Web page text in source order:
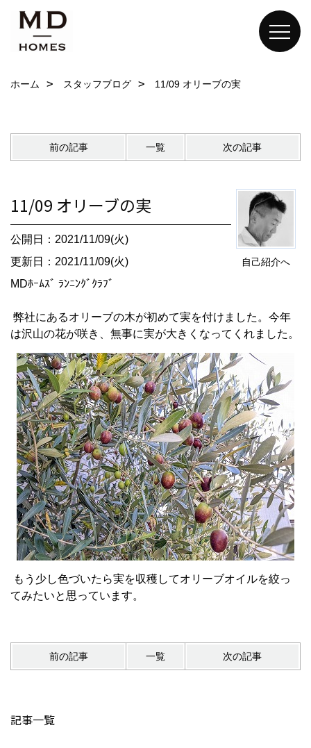
ホーム スタッフブログ 11/09 オリーブの実
前の記事 一覧 次の記事
自己紹介へ
11/09 オリーブの実
公開日：2021/11/09(火)
更新日：2021/11/09(火)
MDﾎｰﾑｽﾞ ﾗﾝﾆﾝｸﾞｸﾗﾌﾞ
弊社にあるオリーブの木が初めて実を付けました。今年
は沢山の花が咲き、無事に実が大きくなってくれました。
もう少し色づいたら実を収穫してオリーブオイルを絞っ
てみたいと思っています。
前の記事 一覧 次の記事
記事一覧